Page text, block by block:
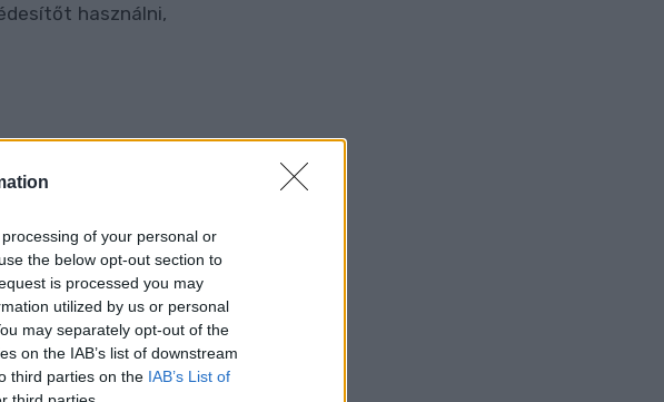
of your personal or
the below opt-out section to
is processed you may
utilized by us or personal
may separately opt-out of the
on the IAB’s list of downstream
third parties on the IAB’s List of
használni,